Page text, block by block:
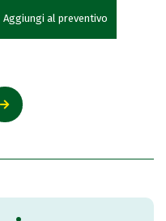
Aggiungi al preventivo